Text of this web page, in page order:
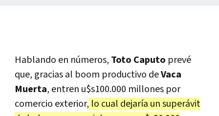
Hablando en números, Toto Caputo prevé
que, gracias al boom productivo deVaca
Muerta, entren u$s100.000 millones por
comercio exterior, lo cual dejaría un superávit